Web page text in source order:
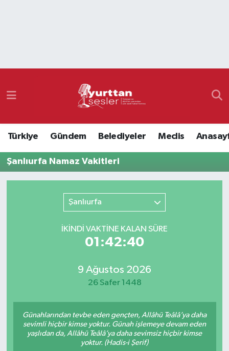
Türkiye Gündem Belediyeler Meclis
Şanlıurfa Namaz Vakitleri
Şanlıurfa
İKINDI VAKTİNE KALAN SÜRE
01:42:40
9 Ağustos 2026
26 Safer 1448
Günahlarından tevbe eden gençten, Allâhü Teâlâ’ya daha
sevimli hiçbir kimse yoktur. Günah işlemeye devam eden
yaşlıdan da, Allâhü Teâlâ’ya daha sevimsiz hiçbir kimse
yoktur. (Hadis-i Şerif)
Namaz Vakitleri
Süper Lig Puan Durumu ve Fikstür
Son Dakika Haberleri